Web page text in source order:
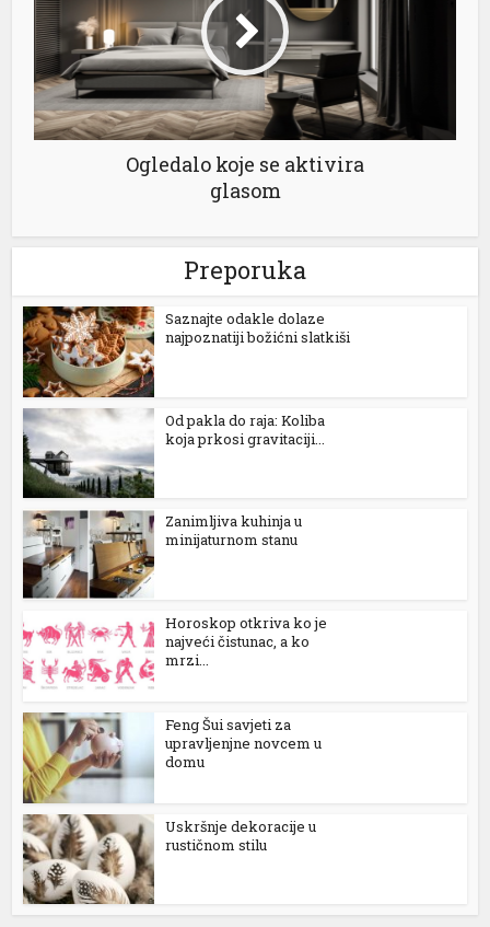
Ogledalo koje se aktivira
glasom
Preporuka
Saznajte odakle dolaze
najpoznatiji božićni slatkiši
Od pakla do raja: Koliba
koja prkosi gravitaciji...
Zanimljiva kuhinja u
minijaturnom stanu
Horoskop otkriva ko je
najveći čistunac, a ko
mrzi...
Feng Šui savjeti za
upravljenjne novcem u
domu
Uskršnje dekoracije u
rustičnom stilu